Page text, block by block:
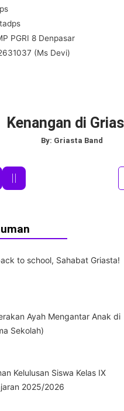
PGRI 8 Denpasar
(Ms Devi)
Kenangan di
By: Griasta Band
to school, Sahabat Griasta!
Ayah Mengantar Anak di
Sekolah)
Kelulusan Siswa Kelas IX
2025/2026